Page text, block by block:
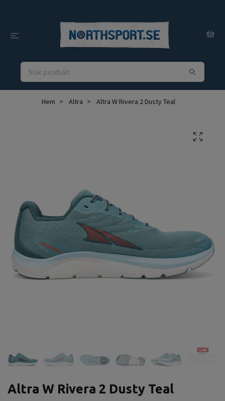
Hem Altra Altra W Rivera 2 Dusty Teal
Altra W Rivera 2 Dusty Teal